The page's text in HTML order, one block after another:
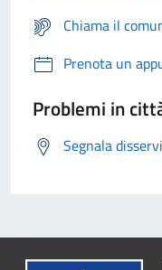
Chiama il
Prenota un
Problemi in
Segnala